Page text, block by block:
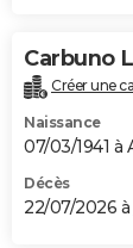
Carbuno
Créer une
Naissance
07/03/1941 à
Décès
22/07/2026 à